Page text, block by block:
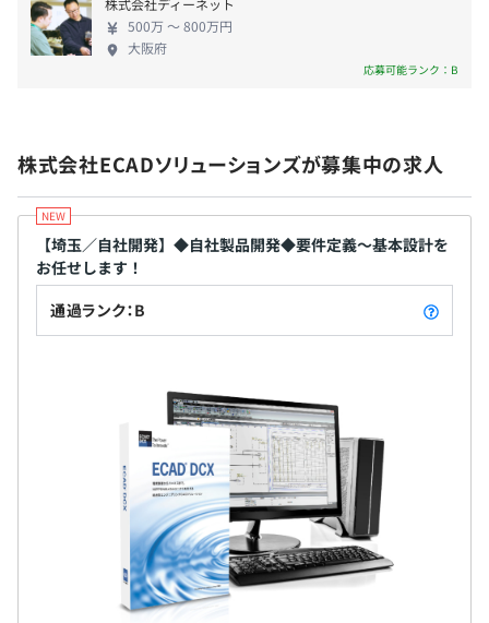
・業績賞与（企業業績に応じて支給）
・グループインセンティブ（グループ業績達成時）
昇給査定年１回（４月）
社会保険（健康保険、厚生年金、雇用保険、労災保険）
試用期間あり：3カ月
株式会社ディーネット
500万 〜 800万円
大阪府
応募可能ランク：B
株式会社ECADソリューションズが募集中の求人
【埼玉／自社開発】◆自社製品開発◆要件定義～基本設計を
お任せします！
通過ランク：B